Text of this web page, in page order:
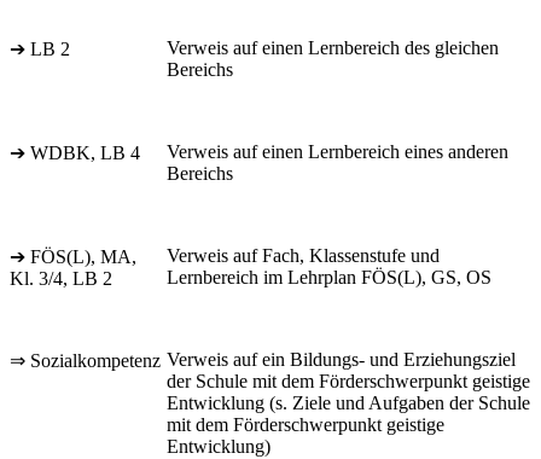
➔ LB 2
Verweis auf einen Lernbereich des gleichen
Bereichs
➔ WDBK, LB 4
Verweis auf einen Lernbereich eines anderen
Bereichs
➔ FÖS(L), MA,
Kl. 3/4, LB 2
Verweis auf Fach, Klassenstufe und
Lernbereich im Lehrplan FÖS(L), GS, OS
⇒ Sozialkompetenz Verweis auf ein Bildungs- und Erziehungsziel
der Schule mit dem Förderschwerpunkt geistige
Entwicklung (s. Ziele und Aufgaben der Schule
mit dem Förderschwerpunkt geistige
Entwicklung)